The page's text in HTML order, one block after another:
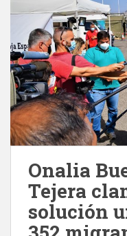
Onalia
Tejera
solución